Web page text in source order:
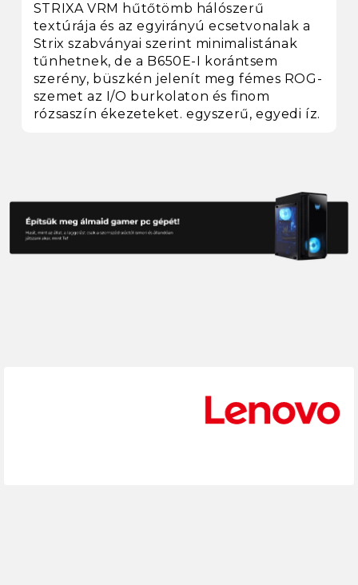
STRIXA VRM hűtőtömb hálószerű
textúrája és az egyirányú ecsetvonalak a
Strix szabványai szerint minimalistának
tűnhetnek, de a B650E-I korántsem
szerény, büszkén jelenít meg fémes ROG-
szemet az I/O burkolaton és finom
rózsaszín ékezeteket. egyszerű, egyedi íz.